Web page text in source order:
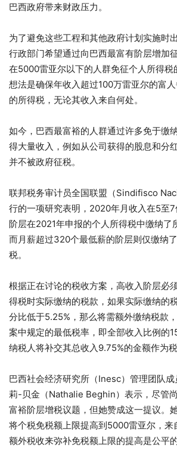
巴西政府带来财政压力。
为了避免这些工程和其他政府计划实施时
行政部门希望通过向巴西最富有阶层增加
在5000雷亚尔以下的人群免征个人所得税
想法是确保年收入超过100万雷亚尔的富
的所得税，无论其收入来自何处。
如今，巴西最富裕的人群通过许多免于缴
得大量收入，例如从公司获得的股息和分
并不被政府征税。
联邦税务审计员全国联盟（Sindifisco
行的一项研究表明，2020年月收入在5至
阶层在2021年申报的个人所得税中缴纳了
而月薪超过320个最低薪的阶层则仅缴纳
税。
根据正在讨论的税收方案，高收入阶层必
得税时实际缴纳的税款，如果实际缴纳的
分比低于5.25%，那么将需额外缴纳税款
案中规定的最低税率，即全部收入比例的
纳税人将补交其总收入9.75%的金额作为税
巴西社会经济研究所（Inesc）管理团队
莉-贝金（Nathalie Beghin）表示，尽管
富裕阶层增税议题，但她赞成这一提议。
将个税免税额上限提高到5000雷亚尔，来
额外税收来弥补免税额上限的提高是公平